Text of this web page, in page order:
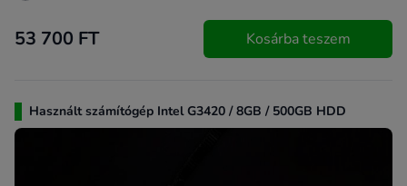
53 700 FT Kosárba teszem
Használt számítógép Intel G3420 / 8GB / 500GB HDD